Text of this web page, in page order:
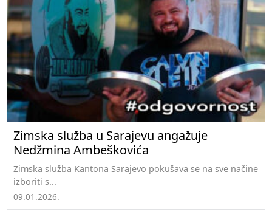
Zimska služba u Sarajevu angažuje
Nedžmina Ambeškovića
Zimska služba Kantona Sarajevo pokušava se na sve načine
izboriti s...
09.01.2026.